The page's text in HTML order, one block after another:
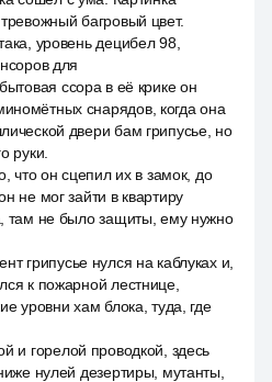
багровый цвет.
уровень децибел 98,
для
ссора в её крике он
снарядов, когда она
двери бам грипусье, но
руки.
что он сцепил их в замок, до
не мог зайти в квартиру
там не было защиты, ему нужно
грипусье нулся на каблуках и,
к пожарной лестнице,
уровни хам блока, туда, где
и горелой проводкой, здесь
нулей дезертиры, мутанты,